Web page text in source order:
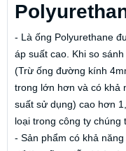
- Là ống Polyurethane
áp suất cao. Khi so
(Trừ ống đường kính
trong lớn hơn và có khả
suất sử dụng) cao hơn
loại trong công ty chúng
- Sản phẩm có khả